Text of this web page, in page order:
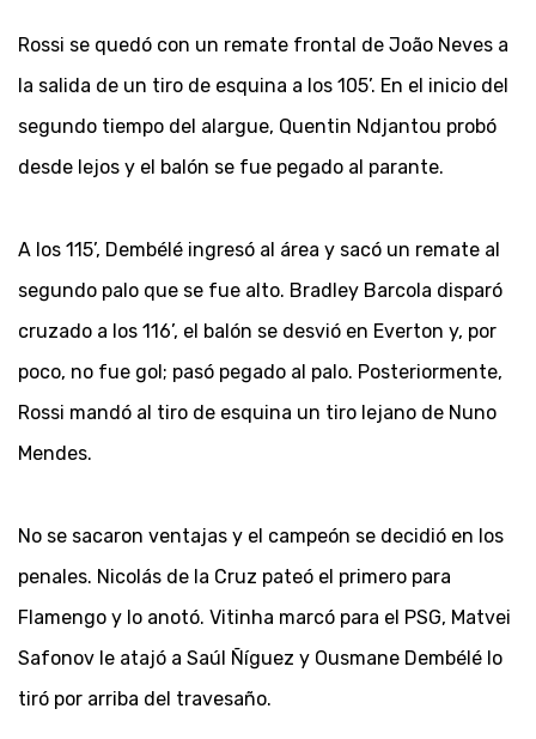
Rossi se quedó con un remate frontal de João Neves a
la salida de un tiro de esquina a los 105’. En el inicio del
segundo tiempo del alargue, Quentin Ndjantou probó
desde lejos y el balón se fue pegado al parante.
A los 115’, Dembélé ingresó al área y sacó un remate al
segundo palo que se fue alto. Bradley Barcola disparó
cruzado a los 116’, el balón se desvió en Everton y, por
poco, no fue gol; pasó pegado al palo. Posteriormente,
Rossi mandó al tiro de esquina un tiro lejano de Nuno
Mendes.
No se sacaron ventajas y el campeón se decidió en los
penales. Nicolás de la Cruz pateó el primero para
Flamengo y lo anotó. Vitinha marcó para el PSG, Matvei
Safonov le atajó a Saúl Ñíguez y Ousmane Dembélé lo
tiró por arriba del travesaño.